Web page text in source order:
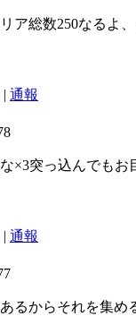
ア総数250なるよ
| 通報
×3突っ込んでもお
| 通報
るからそれを集め